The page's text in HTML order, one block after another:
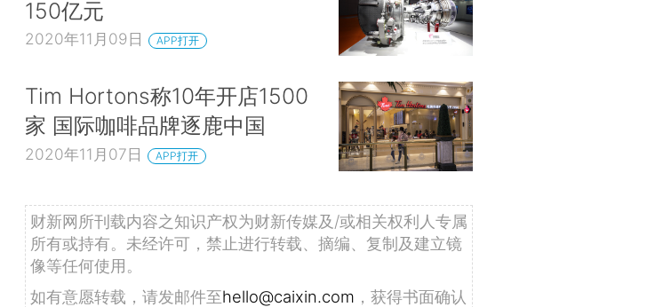
150亿元
2020年11月09日 APP打开
Tim Hortons称10年开店1500
家 国际咖啡品牌逐鹿中国
2020年11月07日 APP打开
财新网所刊载内容之知识产权为财新传媒及/或相关权利人专属
所有或持有。未经许可，禁止进行转载、摘编、复制及建立镜
像等任何使用。
如有意愿转载，请发邮件至hello@caixin.com ，获得书面确认